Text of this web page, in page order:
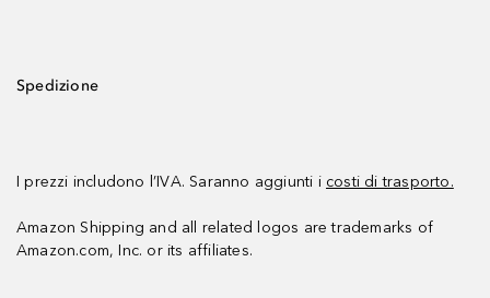
Spedizione
I prezzi includono l’IVA. Saranno aggiunti i costi di trasporto.
Amazon Shipping and all related logos are trademarks of
Amazon.com, Inc. or its affiliates.